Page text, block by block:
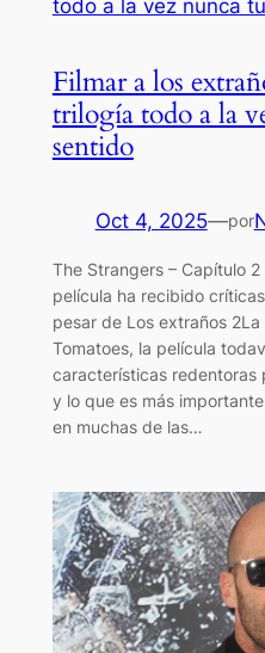
Filmar a los
trilogía todo a la
sentido
Oct 4, 2025—por
The Strangers – Capítulo
película ha recibido
pesar de Los extraños
Tomatoes, la película
características redentoras
y lo que es más
en muchas de las…